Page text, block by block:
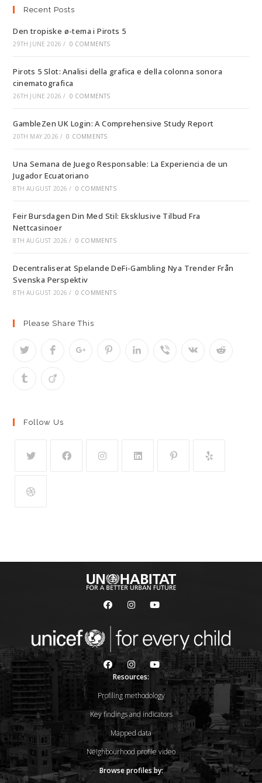
Recent Posts
Den tropiske ø-tema i Pirots 5
29TH JUNE 2026 / 0 COMMENTS
Pirots 5 Slot: Analisi della grafica e della colonna sonora
cinematografica
26TH JUNE 2026 / 0 COMMENTS
GambleZen UK Login: A Comprehensive Study Report
20TH MAY 2026 / 0 COMMENTS
Una Semana de Juego Responsable: La Experiencia de un
Jugador Ecuatoriano
8TH AUGUST 2026 / 0 COMMENTS
Feir Bursdagen Din Med Stil: Eksklusive Tilbud Fra
Nettcasinoer
8TH AUGUST 2026 / 0 COMMENTS
Decentraliserat Spelande DeFi-Gambling Nya Trender Från
Svenska Perspektiv
8TH AUGUST 2026 / 0 COMMENTS
Please Share This
Follow Us
Resources:
Profiling methodology
Key findings and indicators
Mapped data
Neighbourhood profile video
Browse profiles by: